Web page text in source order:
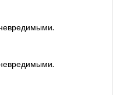
невредимыми.
невредимыми.